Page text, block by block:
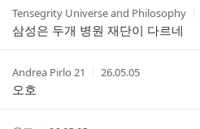
작
성
자
Tensegrity Universe and Philosophy
삼성은 두개 병원 재단이 다르네
작
성
자
Andrea Pirlo 21
작
간
26.05.05
오호